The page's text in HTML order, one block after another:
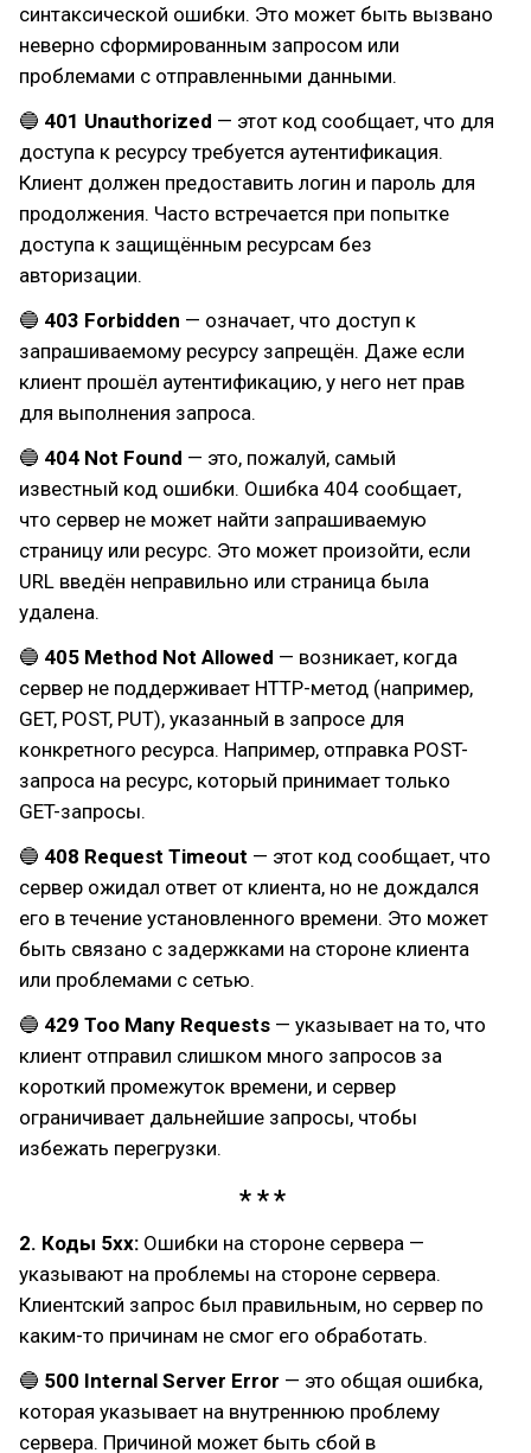
синтаксической ошибки. Это может быть вызвано
неверно сформированным запросом или
проблемами с отправленными данными.
🔵 401 Unauthorized — этот код сообщает, что для
доступа к ресурсу требуется аутентификация.
Клиент должен предоставить логин и пароль для
продолжения. Часто встречается при попытке
доступа к защищённым ресурсам без
авторизации.
🔵 403 Forbidden — означает, что доступ к
запрашиваемому ресурсу запрещён. Даже если
клиент прошёл аутентификацию, у него нет прав
для выполнения запроса.
🔵 404 Not Found — это, пожалуй, самый
известный код ошибки. Ошибка 404 сообщает,
что сервер не может найти запрашиваемую
страницу или ресурс. Это может произойти, если
URL введён неправильно или страница была
удалена.
🔵 405 Method Not Allowed — возникает, когда
сервер не поддерживает HTTP-метод (например,
GET, POST, PUT), указанный в запросе для
конкретного ресурса. Например, отправка POST-
запроса на ресурс, который принимает только
GET-запросы.
🔵 408 Request Timeout — этот код сообщает, что
сервер ожидал ответ от клиента, но не дождался
его в течение установленного времени. Это может
быть связано с задержками на стороне клиента
или проблемами с сетью.
🔵 429 Too Many Requests — указывает на то, что
клиент отправил слишком много запросов за
короткий промежуток времени, и сервер
ограничивает дальнейшие запросы, чтобы
избежать перегрузки.
2. Коды 5xx: Ошибки на стороне сервера —
указывают на проблемы на стороне сервера.
Клиентский запрос был правильным, но сервер по
каким-то причинам не смог его обработать.
🔵 500 Internal Server Error — это общая ошибка,
которая указывает на внутреннюю проблему
сервера. Причиной может быть сбой в